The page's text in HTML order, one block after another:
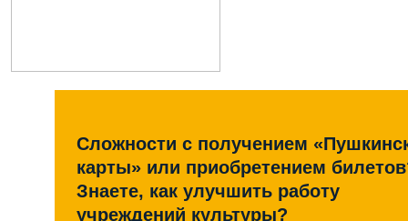
Сложности с получением
карты» или приобретением
Знаете, как улучшить работу
учреждений культуры?